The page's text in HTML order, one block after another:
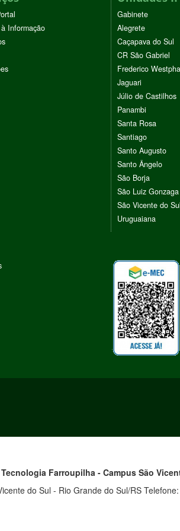
Informação
Gabinete
Alegrete
Caçapava do Sul
CR São Gabriel
Frederico
Jaguari
Júlio de Castilhos
Panambi
Santa Rosa
Santiago
Santo Augusto
Santo Ângelo
São Borja
São Luiz Gonzaga
São Vicente do Sul
Uruguaiana
Farroupilha - Campus São
do Sul - Rio Grande do Sul/RS